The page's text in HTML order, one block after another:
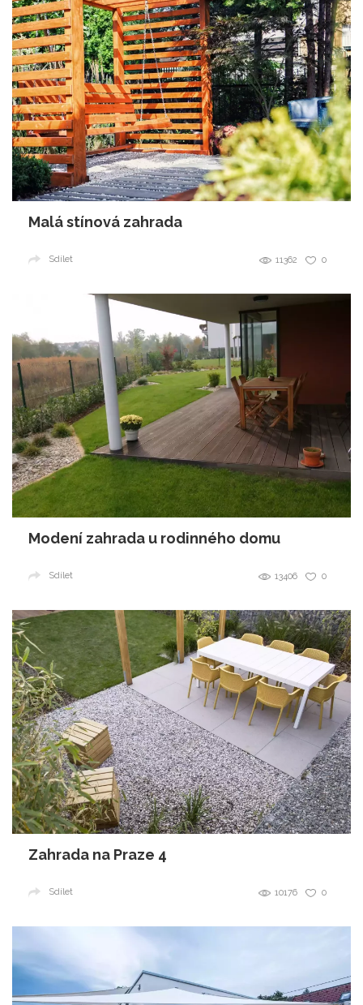
Malá stínová zahrada
0
11362
Sdílet
Modení zahrada u rodinného domu
0
13406
Sdílet
Zahrada na Praze 4
0
10176
Sdílet